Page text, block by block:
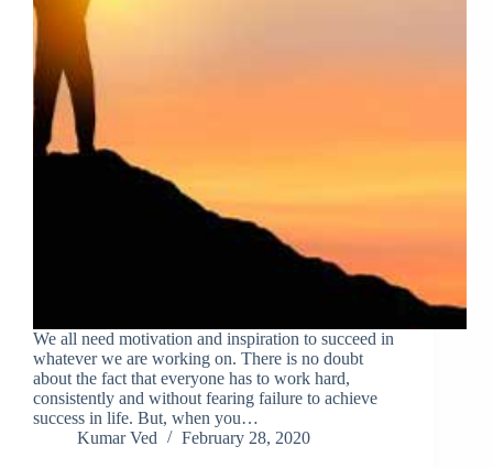
We all need motivation and inspiration to succeed in
whatever we are working on. There is no doubt
about the fact that everyone has to work hard,
consistently and without fearing failure to achieve
success in life. But, when you…
Kumar Ved
February 28, 2020